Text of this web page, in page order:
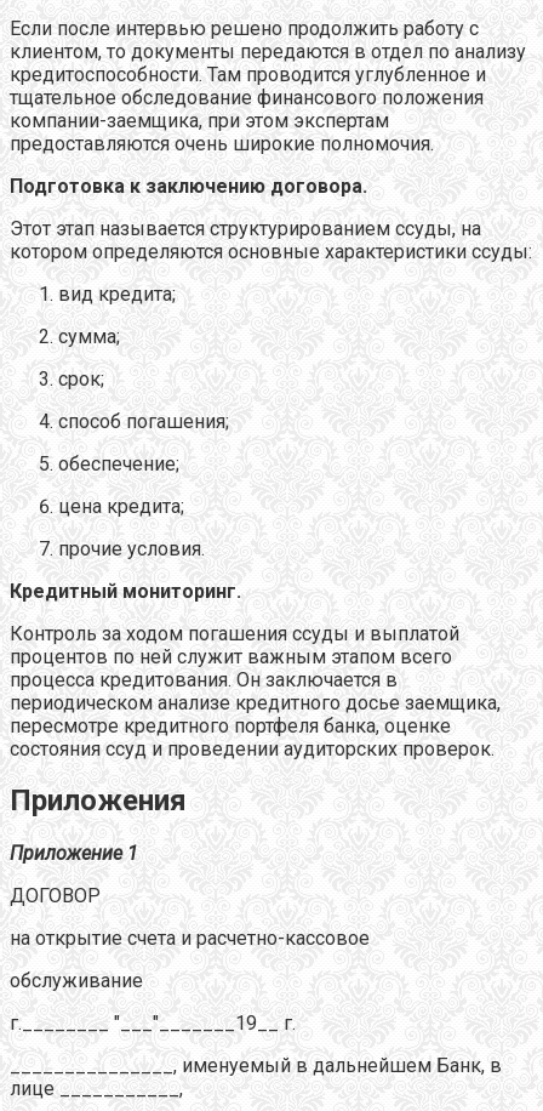
Если после интервью решено продолжить работу с
клиентом, то документы передаются в отдел по анализу
кредитоспособности. Там проводится углубленное и
тщательное обследование финансового положения
компании-заемщика, при этом экспертам
предоставляются очень широкие полномочия.
Подготовка к заключению договора.
Этот этап называется структурированием ссуды, на
котором определяются основные характеристики ссуды:
вид кредита;
сумма;
срок;
способ погашения;
обеспечение;
цена кредита;
прочие условия.
Кредитный мониторинг.
Контроль за ходом погашения ссуды и выплатой
процентов по ней служит важным этапом всего
процесса кредитования. Он заключается в
периодическом анализе кредитного досье заемщика,
пересмотре кредитного портфеля банка, оценке
состояния ссуд и проведении аудиторских проверок.
Приложения
Приложение 1
ДОГОВОР
на открытие счета и расчетно-кассовое
обслуживание
г.________ "___"_______19__ г.
_______________, именуемый в дальнейшем Банк, в
лице ___________,